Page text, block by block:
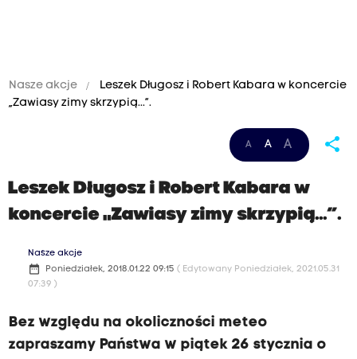
Nasze akcje
Leszek Długosz i Robert Kabara w koncercie
„Zawiasy zimy skrzypią...”.
A A A share
Leszek Długosz i Robert Kabara w
koncercie „Zawiasy zimy skrzypią...”.
Nasze akcje
date_range Poniedziałek, 2018.01.22 09:15 ( Edytowany Poniedziałek, 2021.05.31
07:39 )
Bez względu na okoliczności meteo
zapraszamy Państwa w piątek 26 stycznia o